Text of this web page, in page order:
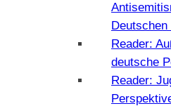
Deutschen
Reader:
deutsche
Reader: